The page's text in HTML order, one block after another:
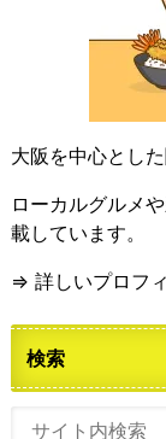
大阪を中心とし
ローカルグルメ
載しています。
⇒ 詳しいプロフ
検索